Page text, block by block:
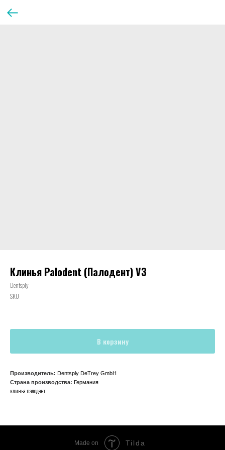
Клинья Palodent (Палодент) V3
Dentsply
SKU:
В корзину
Производитель: Dentsply DeTrey GmbH
Страна производства: Германия
клинья палодент
Made on Tilda